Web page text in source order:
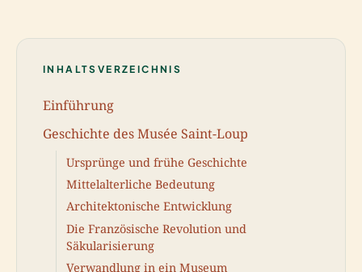
INHALTSVERZEICHNIS
Einführung
Geschichte des Musée Saint-Loup
Ursprünge und frühe Geschichte
Mittelalterliche Bedeutung
Architektonische Entwicklung
Die Französische Revolution und
Säkularisierung
Verwandlung in ein Museum